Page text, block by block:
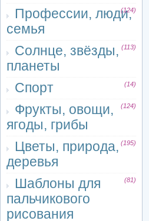
Профессии, люди,
семья
(124)
Солнце, звёзды,
планеты
(113)
Спорт (14)
Фрукты, овощи,
ягоды, грибы
(124)
Цветы, природа,
деревья
(195)
Шаблоны для
пальчикового
рисования
(81)